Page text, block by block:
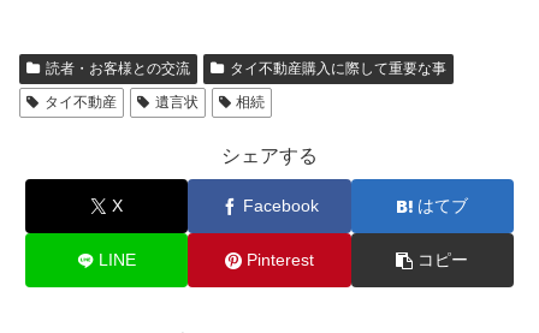
読者・お客様との交流
タイ不動産購入に際して重要な事
タイ不動産
遺言状 相続
シェアする
X Facebook はてブ
LINE Pinterest コピー